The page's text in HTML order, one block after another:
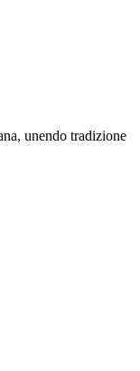
unendo tradizione